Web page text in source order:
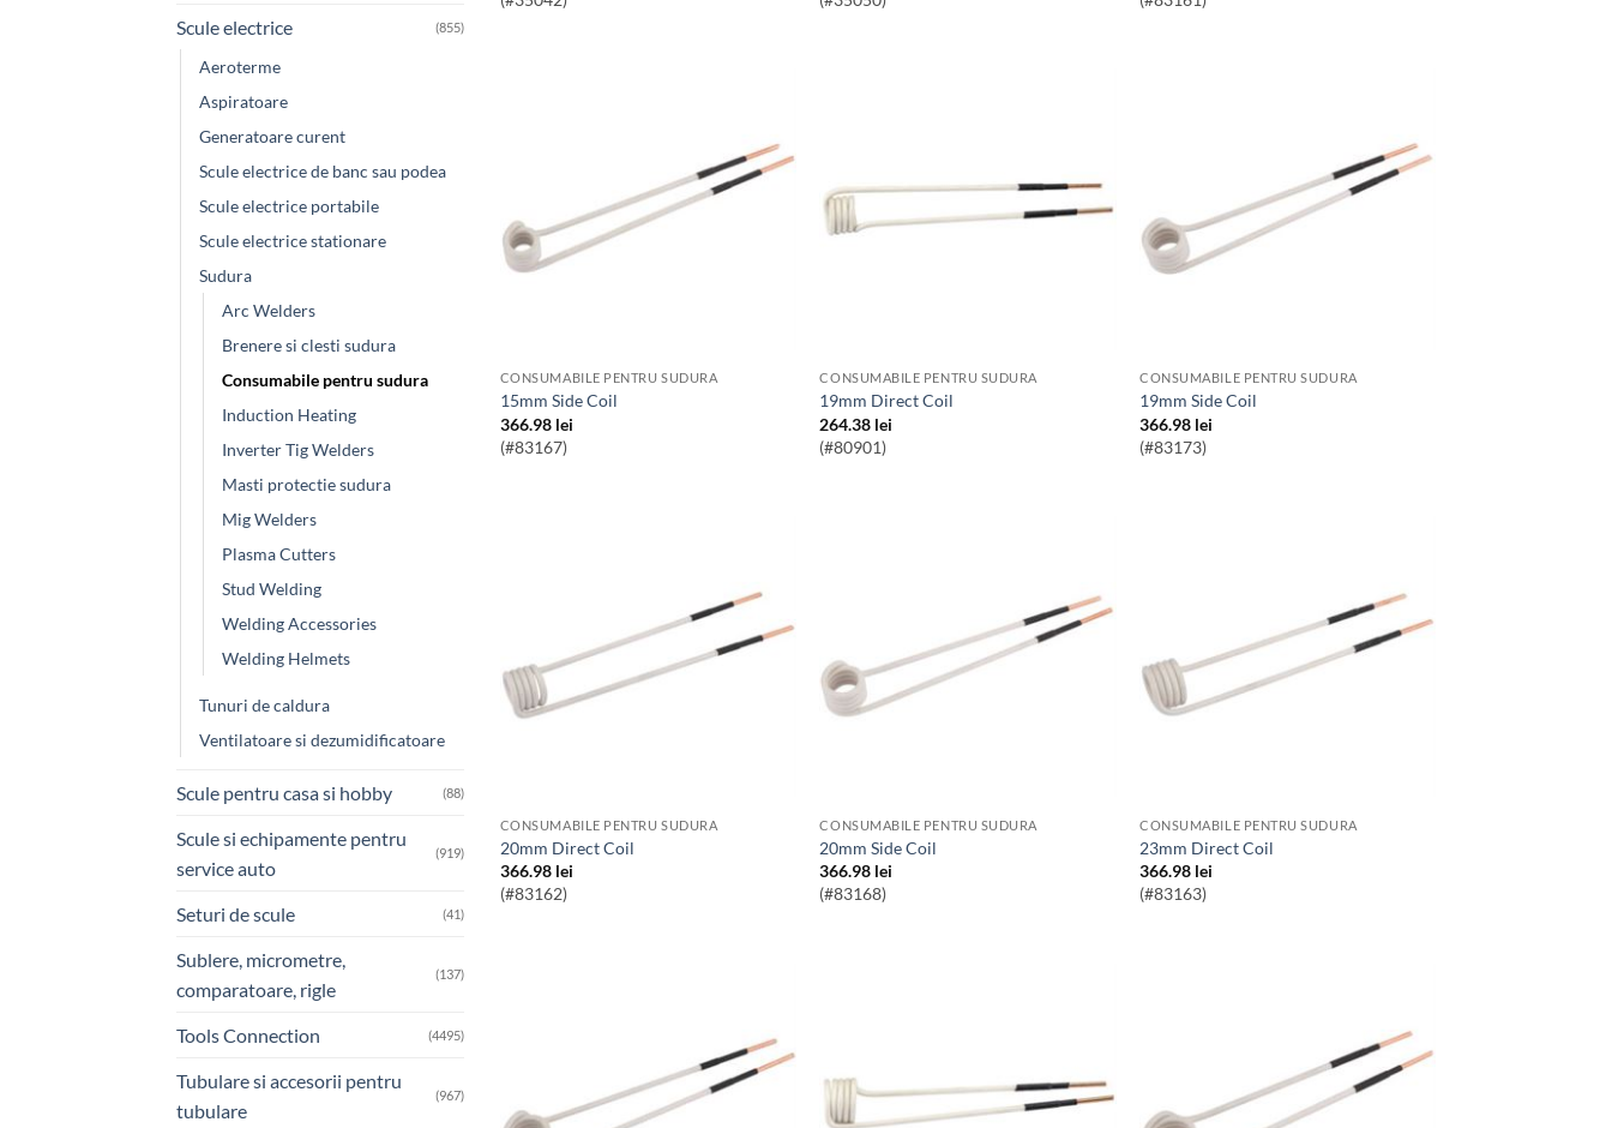
Scule electrice (855)
Aeroterme
Aspiratoare
Generatoare curent
Scule electrice de banc sau podea
Scule electrice portabile
Scule electrice stationare
Sudura
Arc Welders
Brenere si clesti sudura
Consumabile pentru sudura
Induction Heating
Inverter Tig Welders
Masti protectie sudura
Mig Welders
Plasma Cutters
Stud Welding
Welding Accessories
Welding Helmets
Tunuri de caldura
Ventilatoare si dezumidificatoare
Scule pentru casa si hobby (88)
Scule si echipamente pentru
service auto
(919)
Seturi de scule (41)
Sublere, micrometre,
comparatoare, rigle
(137)
Tools Connection (4495)
Tubulare si accesorii pentru
tubulare
(967)
CONSUMABILE PENTRU SUDURA
15mm Side Coil
366.98 lei
(#83167)
CONSUMABILE PENTRU SUDURA
19mm Direct Coil
264.38 lei
(#80901)
CONSUMABILE PENTRU SUDURA
19mm Side Coil
366.98 lei
(#83173)
CONSUMABILE PENTRU SUDURA
20mm Direct Coil
366.98 lei
(#83162)
CONSUMABILE PENTRU SUDURA
20mm Side Coil
366.98 lei
(#83168)
CONSUMABILE PENTRU SUDURA
23mm Direct Coil
366.98 lei
(#83163)